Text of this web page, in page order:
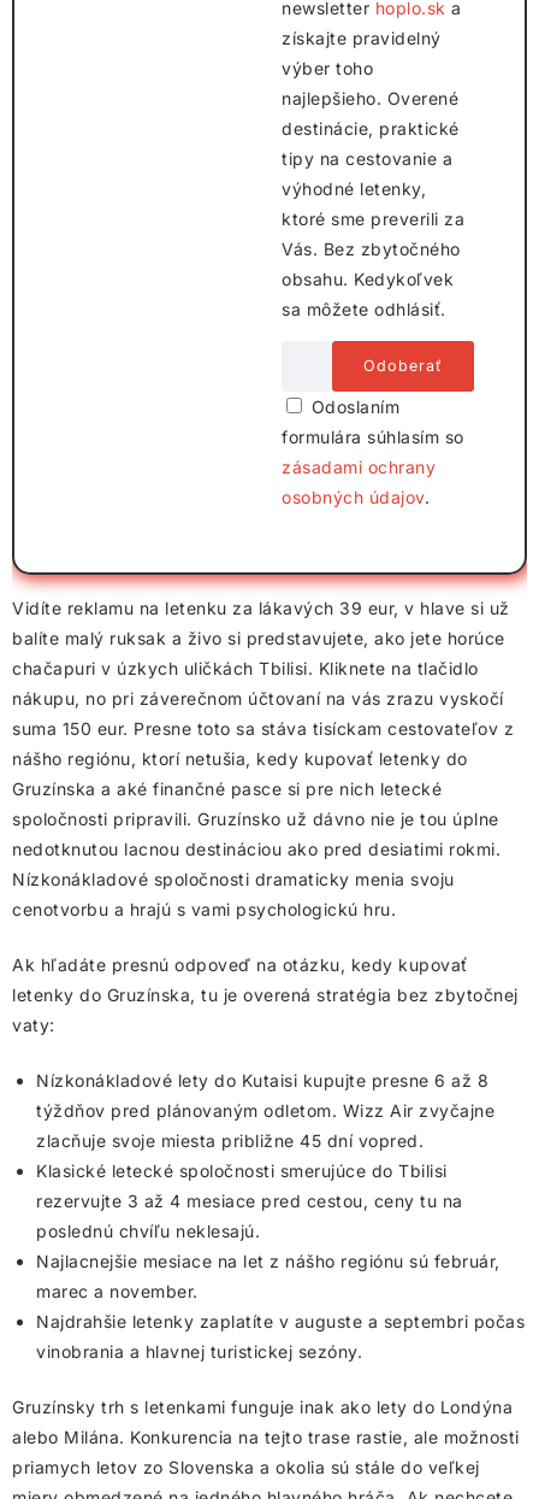
newsletter hoplo.sk a
získajte pravidelný
výber toho
najlepšieho. Overené
destinácie, praktické
tipy na cestovanie a
výhodné letenky,
ktoré sme preverili za
Vás. Bez zbytočného
obsahu. Kedykoľvek
sa môžete odhlásiť.
Odoslaním
formulára súhlasím so
zásadami ochrany
osobných údajov.
Vidíte reklamu na letenku za lákavých 39 eur, v hlave si už
balíte malý ruksak a živo si predstavujete, ako jete horúce
chačapuri v úzkych uličkách Tbilisi. Kliknete na tlačidlo
nákupu, no pri záverečnom účtovaní na vás zrazu vyskočí
suma 150 eur. Presne toto sa stáva tisíckam cestovateľov z
nášho regiónu, ktorí netušia, kedy kupovať letenky do
Gruzínska a aké finančné pasce si pre nich letecké
spoločnosti pripravili. Gruzínsko už dávno nie je tou úplne
nedotknutou lacnou destináciou ako pred desiatimi rokmi.
Nízkonákladové spoločnosti dramaticky menia svoju
cenotvorbu a hrajú s vami psychologickú hru.
Ak hľadáte presnú odpoveď na otázku, kedy kupovať
letenky do Gruzínska, tu je overená stratégia bez zbytočnej
vaty:
Nízkonákladové lety do Kutaisi kupujte presne 6 až 8
týždňov pred plánovaným odletom. Wizz Air zvyčajne
zlacňuje svoje miesta približne 45 dní vopred.
Klasické letecké spoločnosti smerujúce do Tbilisi
rezervujte 3 až 4 mesiace pred cestou, ceny tu na
poslednú chvíľu neklesajú.
Najlacnejšie mesiace na let z nášho regiónu sú február,
marec a november.
Najdrahšie letenky zaplatíte v auguste a septembri počas
vinobrania a hlavnej turistickej sezóny.
Gruzínsky trh s letenkami funguje inak ako lety do Londýna
alebo Milána. Konkurencia na tejto trase rastie, ale možnosti
priamych letov zo Slovenska a okolia sú stále do veľkej